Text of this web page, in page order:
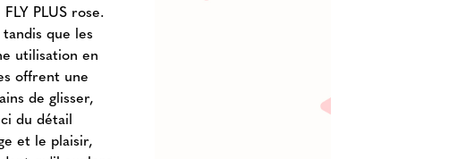
PLUS rose.
que les
utilisation en
offrent une
de glisser,
du détail
et le plaisir,